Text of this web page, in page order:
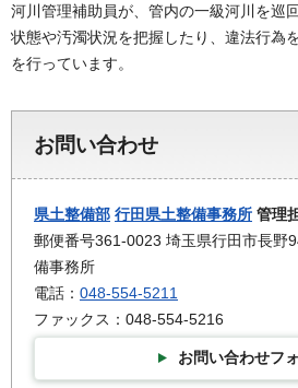
河川管理補助員が、管内の一級河川を巡
状態や汚濁状況を把握したり、違法行為
を行っています。
お問い合わせ
県土整備部 行田県土整備事務所 管理
郵便番号361-0023 埼玉県行田市長野
備事務所
電話： 048-554-5211
ファックス：048-554-5216
お問い合わせフ